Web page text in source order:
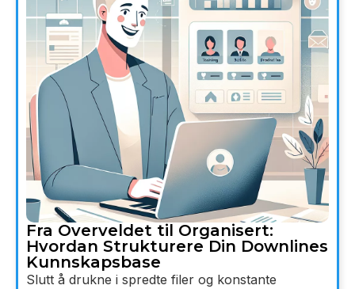
Fra Overveldet til Organisert:
Hvordan Strukturere Din Downlines
Kunnskapsbase
Slutt å drukne i spredte filer og konstante